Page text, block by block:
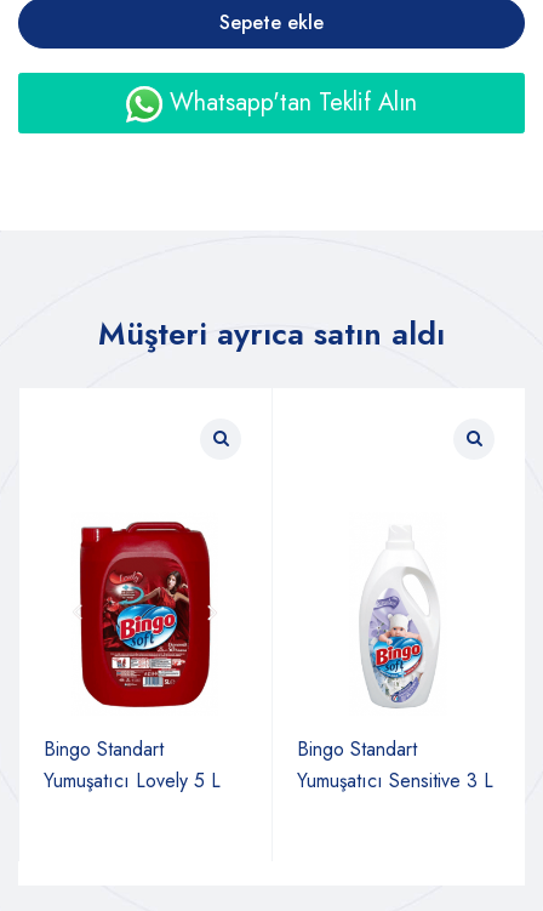
Sepete ekle
Whatsapp'tan Teklif Alın
Müşteri ayrıca satın aldı
Bingo Standart
Yumuşatıcı Lovely 5 L
Bingo Standart
Yumuşatıcı Sensitive 3 L